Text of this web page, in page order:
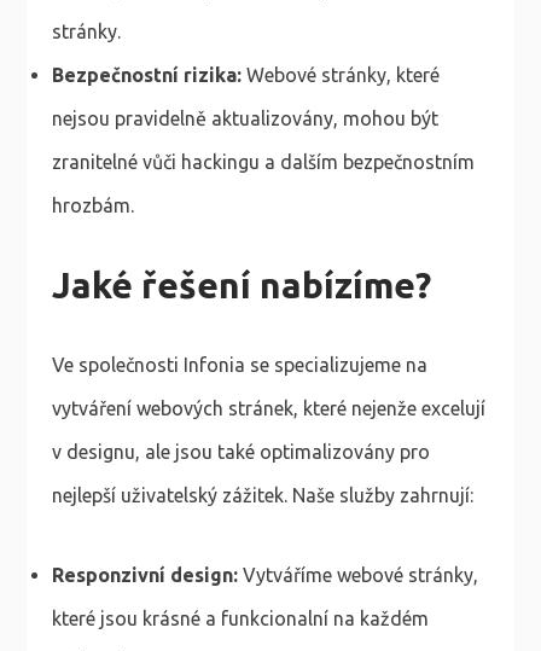
stránky.
Bezpečnostní rizika:Webové stránky, které
nejsou pravidelně aktualizovány, mohou být
zranitelné vůči hackingu a dalším bezpečnostním
hrozbám.
Jaké řešení nabízíme?
Ve společnosti Infonia se specializujeme na
vytváření webových stránek, které nejenže excelují
v designu, ale jsou také optimalizovány pro
nejlepší uživatelský zážitek. Naše služby zahrnují:
Responzivní design:Vytváříme webové stránky,
které jsou krásné a funkcionalní na každém